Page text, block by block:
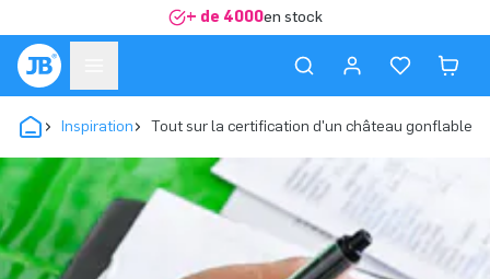
+ de 4000en stock
Inspiration Tout sur la certification d'un château gonflable